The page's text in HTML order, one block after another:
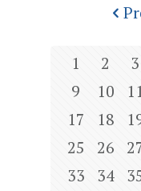
1 2 3
9
10
17
18
25
26
33
34